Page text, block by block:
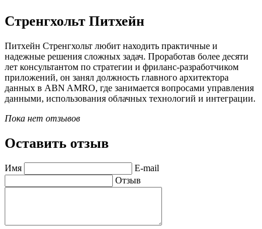
Стренгхольт Питхейн
Питхейн Стренгхольт любит находить практичные и
надежные решения сложных задач. Проработав более десяти
лет консультантом по стратегии и фриланс-разработчиком
приложений, он занял должность главного архитектора
данных в ABN AMRO, где занимается вопросами управления
данными, использования облачных технологий и интеграции.
Пока нет отзывов
Оставить отзыв
Имя
E-mail
Отзыв